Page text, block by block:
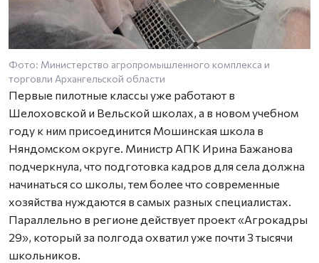
Фото: Министерство агропромышленного комплекса и
торговли Архангельской области
Первые пилотные классы уже работают в
Шелоховской и Вельской школах, а в новом учебном
году к ним присоединится Мошинская школа в
Няндомском округе. Министр АПК Ирина Бажанова
подчеркнула, что подготовка кадров для села должна
начинаться со школы, тем более что современные
хозяйства нуждаются в самых разных специалистах.
Параллельно в регионе действует проект «Агрокадры
29», который за полгода охватил уже почти 3 тысячи
школьников.